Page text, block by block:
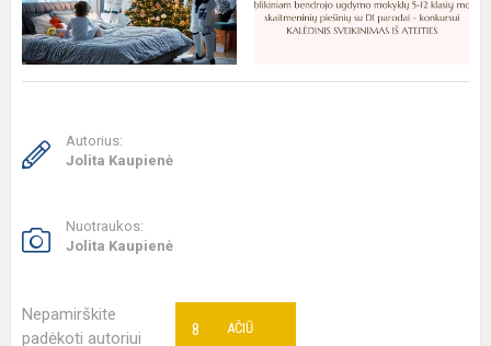
Autorius:
Jolita Kaupienė
Nuotraukos:
Jolita Kaupienė
Nepamirškite
padėkoti autoriui
AČIŪ
8